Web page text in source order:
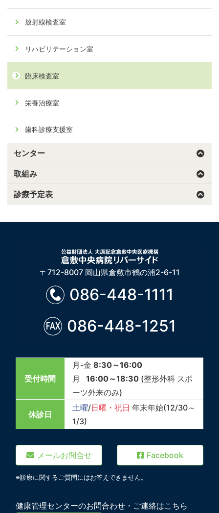
放射線検査室
リハビリテーション室
臨床検査室
栄養治療室
歯科診療支援室
センター
取組み
診療予定表
〒712-8007 岡山県倉敷市鶴の浦2-6-11
086-448-1111
086-448-1251
受付時間
月-金 8:30～16:00
月 16:00～18:30 (整形外科 スポ
ーツ外来のみ)
休診日
土曜/日曜・祝日 年末年始(12/30～
1/3)
メールお問合せ Facebook
※診療に関するご質問にはお答えできません。
健康管理センターのお問合わせ・ご連絡はこちら